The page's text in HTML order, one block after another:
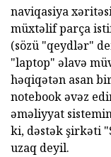
naviqasiya
müxtəlif parça
(sözü "qeydlər"
"laptop" əlavə
həqiqətən asan
notebook əvəz
əməliyyat
ki, dəstək şirkəti
uzaq deyil.